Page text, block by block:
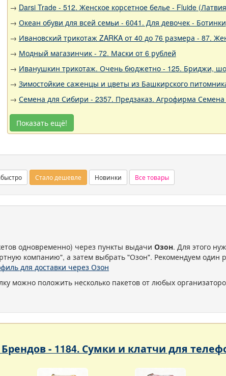
→ Darsi Trade - 512. Женское корсетное белье - Fluide
→ Океан обуви для всей семьи - 6041. Для девочек - Ботинки
→ Ивановский трикотаж ZARKA от 40 до 76 размера - 87.
→ Модный магазинчик - 72. Маски от 6 рублей
→ Иванушкин трикотаж. Очень бюджетно - 125. Бриджи,
→ Зимостойкие саженцы и цветы из Башкирского
→ Семена для Сибири - 2357. Предзаказ. Агрофирма
Показать ещё!
Стало дешевле Новинки Все товары
одновременно) через пункты выдачи Озон. Для этого
компанию", а затем выбрать "Озон". Рекомендуем один
для доставки через Озон
можно положить несколько пакетов от любых
- 1184. Сумки и клатчи для